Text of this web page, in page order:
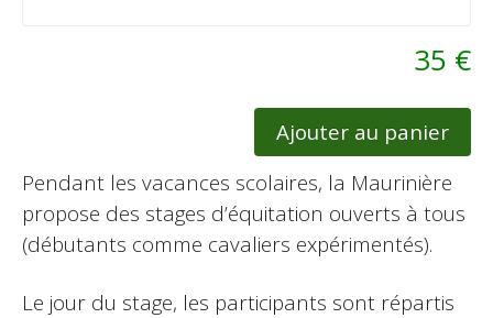
35 €
Ajouter au panier
Pendant les vacances scolaires, la Maurinière
propose des stages d’équitation ouverts à tous
(débutants comme cavaliers expérimentés).
Le jour du stage, les participants sont répartis